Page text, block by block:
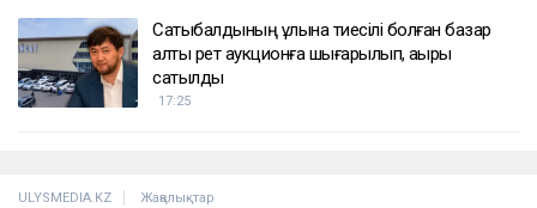
Сатыбалдының ұлына тиесілі болған базар
алты рет аукционға шығарылып, ақыры
сатылды
17:25
ULYSMEDIA.KZ Жаңалықтар